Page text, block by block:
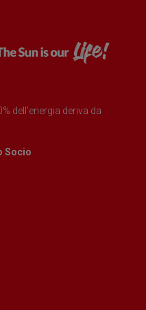
dell’energia deriva da
Socio